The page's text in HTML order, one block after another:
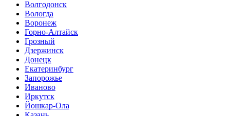
Волгодонск
Вологда
Воронеж
Горно-Алтайск
Грозный
Дзержинск
Донецк
Екатеринбург
Запорожье
Иваново
Иркутск
Йошкар-Ола